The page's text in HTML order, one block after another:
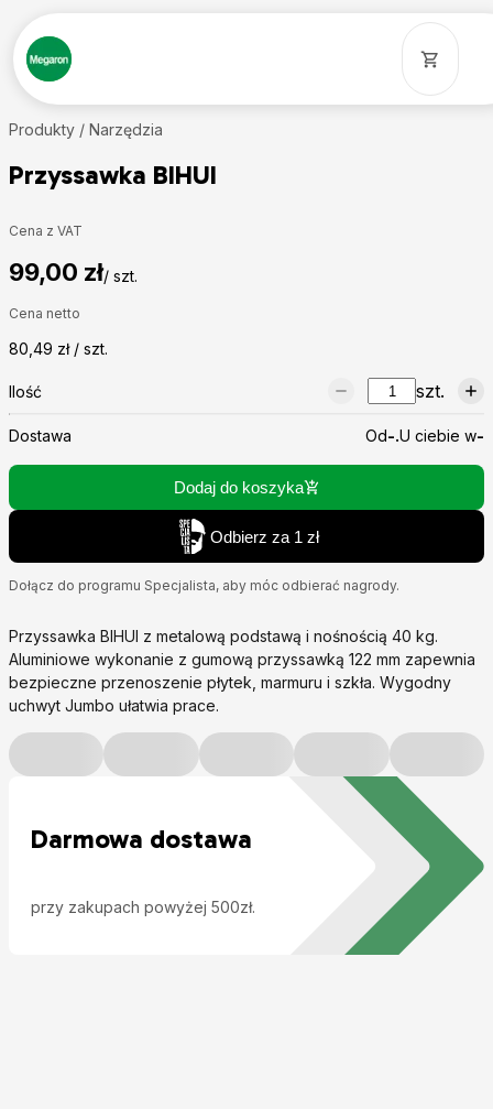
Produkty / Narzędzia
Przyssawka BIHUI
Cena z VAT
99,00 zł/ szt.
Cena netto
80,49 zł / szt.
Ilość szt.
Dostawa Od-.U ciebie w-
Dodaj do koszyka
Odbierz za 1 zł
Dołącz do programu Specjalista, aby móc odbierać nagrody.
Przyssawka BIHUI z metalową podstawą i nośnością 40 kg.
Aluminiowe wykonanie z gumową przyssawką 122 mm zapewnia
bezpieczne przenoszenie płytek, marmuru i szkła. Wygodny
uchwyt Jumbo ułatwia prace.
Darmowa dostawa
przy zakupach powyżej 500zł.